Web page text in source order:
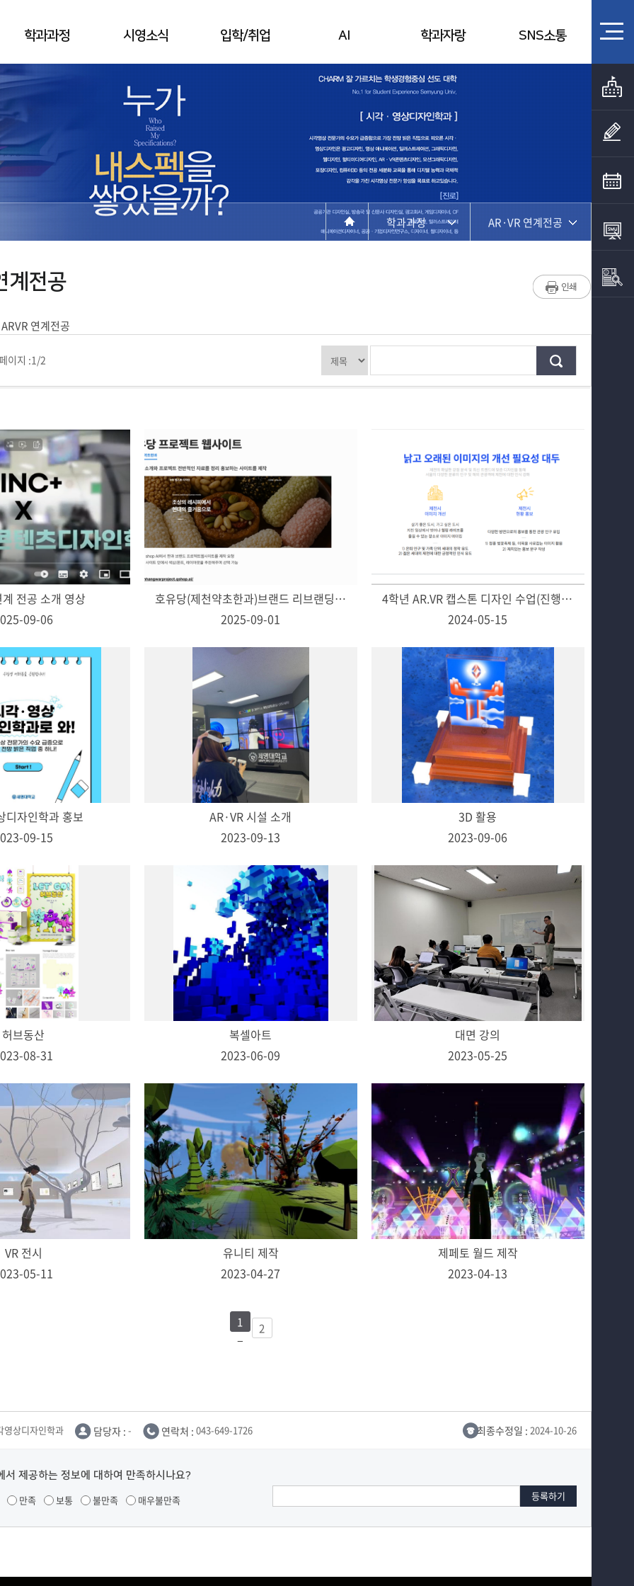
학과과정 시영소식 입학/취업 AI 학과자랑 SNS소통
학과과정
AI
SNS소통
홈페이지가이드
AR·VR 연계전공
모듈형교육과정
AR·VR 연계전공
전공
연계전공
이지 :1/2
계 전공 소개 영상
09-06
호유당(제천약초한과)브랜드 리브랜딩- 수업과제
2025-09-01
4학년 AR.VR 캡스톤 디자인 수업(진행과정)
2024-05-15
디자인학과 홍보
09-15
AR·VR 시설 소개
2023-09-13
3D 활용
2023-09-06
허브동산
08-31
복셀아트
2023-06-09
대면 강의
2023-05-25
VR 전시
05-11
유니티 제작
2023-04-27
제페토 월드 제작
2023-04-13
1 2
영상디자인학과 담당자 : - 연락처 : 043-649-1726 최종수정일 : 2024-10-26
서 제공하는 정보에 대하여 만족하시나요?
만족 보통 불만족 매우불만족